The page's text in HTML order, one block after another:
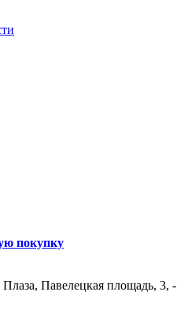
покупку
Павелецкая площадь, 3, -